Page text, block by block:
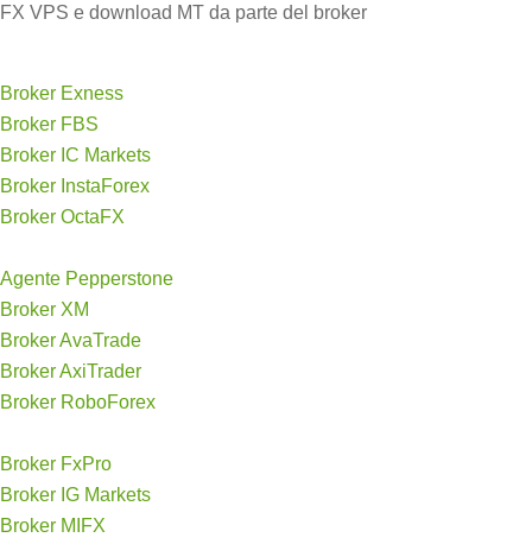
FX VPS e download MT da parte del broker
Broker Exness
Broker FBS
Broker IC Markets
Broker InstaForex
Broker OctaFX
Agente Pepperstone
Broker XM
Broker AvaTrade
Broker AxiTrader
Broker RoboForex
Broker FxPro
Broker IG Markets
Broker MIFX